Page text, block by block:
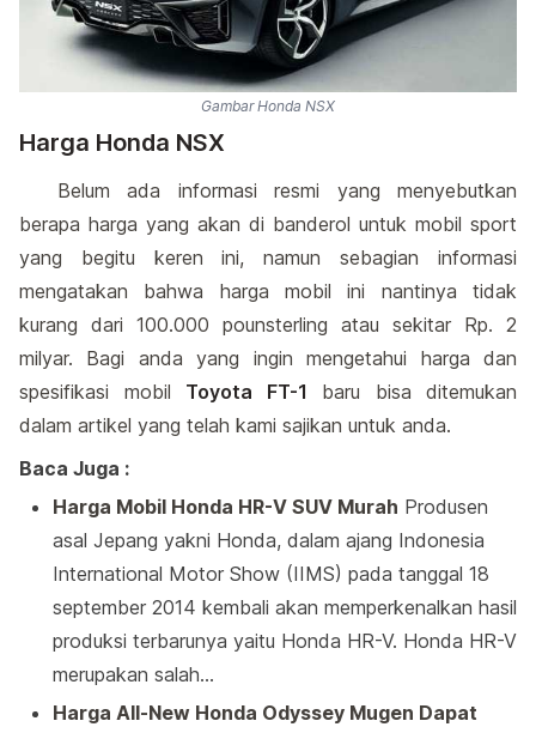
Gambar Honda NSX
Harga Honda NSX
Belum ada informasi resmi yang menyebutkan
berapa harga yang akan di banderol untuk mobil sport
yang begitu keren ini, namun sebagian informasi
mengatakan bahwa harga mobil ini nantinya tidak
kurang dari 100.000 pounsterling atau sekitar Rp. 2
milyar. Bagi anda yang ingin mengetahui harga dan
spesifikasi mobil Toyota FT-1 baru bisa ditemukan
dalam artikel yang telah kami sajikan untuk anda.
Baca Juga :
Harga Mobil Honda HR-V SUV Murah Produsen
asal Jepang yakni Honda, dalam ajang Indonesia
International Motor Show (IIMS) pada tanggal 18
september 2014 kembali akan memperkenalkan hasil
produksi terbarunya yaitu Honda HR-V. Honda HR-V
merupakan salah…
Harga All-New Honda Odyssey Mugen Dapat